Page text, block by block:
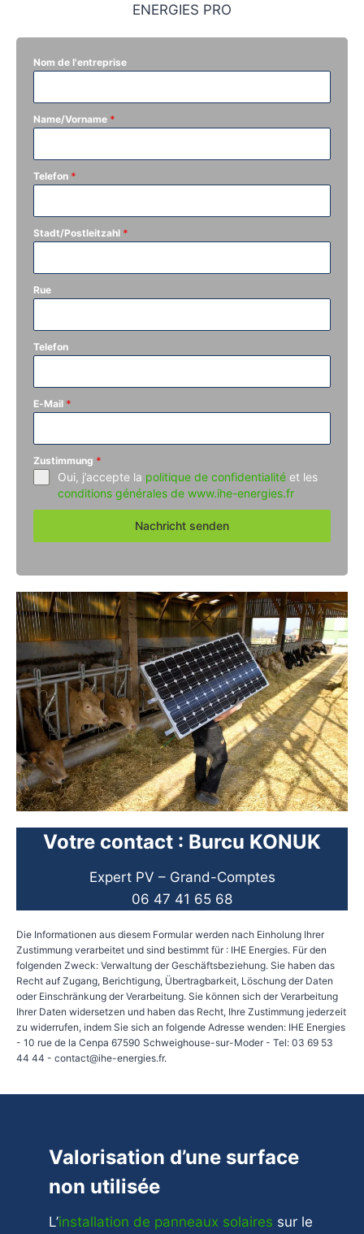
ENERGIES PRO
Nom de l'entreprise
Name/Vorname *
Telefon *
Stadt/Postleitzahl *
Rue
Telefon
E-Mail *
Zustimmung *
Oui, j’accepte la politique de confidentialité et les
conditions générales de www.ihe-energies.fr
Nachricht senden
Votre contact : Burcu KONUK
Expert PV – Grand-Comptes
06 47 41 65 68
Die Informationen aus diesem Formular werden nach Einholung Ihrer
Zustimmung verarbeitet und sind bestimmt für : IHE Energies. Für den
folgenden Zweck: Verwaltung der Geschäftsbeziehung. Sie haben das
Recht auf Zugang, Berichtigung, Übertragbarkeit, Löschung der Daten
oder Einschränkung der Verarbeitung. Sie können sich der Verarbeitung
Ihrer Daten widersetzen und haben das Recht, Ihre Zustimmung jederzeit
zu widerrufen, indem Sie sich an folgende Adresse wenden: IHE Energies
- 10 rue de la Cenpa 67590 Schweighouse-sur-Moder - Tel: 03 69 53
44 44 - contact@ihe-energies.fr.
Valorisation d’une surface
non utilisée
L’installation de panneaux solaires sur le